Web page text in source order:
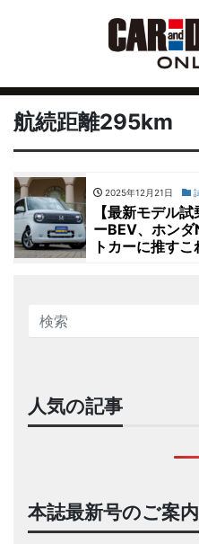
航続距離295km
2025年12月21日
【最新モデル
ーBEV、ホン
トカーに推す
人気の記事
本誌最新号のご案内